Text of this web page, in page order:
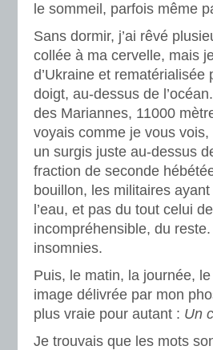
le sommeil, parfois même
Sans dormir, j’ai rêvé
collée à ma cervelle, mais
d’Ukraine et
doigt, au-dessus de
des Mariannes, 11000
voyais comme je vous
un surgis juste au-dessus
fraction de seconde
bouillon, les militaires
l’eau, et pas du tout celui
incompréhensible, du
insomnies.
Puis, le matin, la journée,
image délivrée par mon
plus vraie pour autant : Un
Je trouvais que les mots